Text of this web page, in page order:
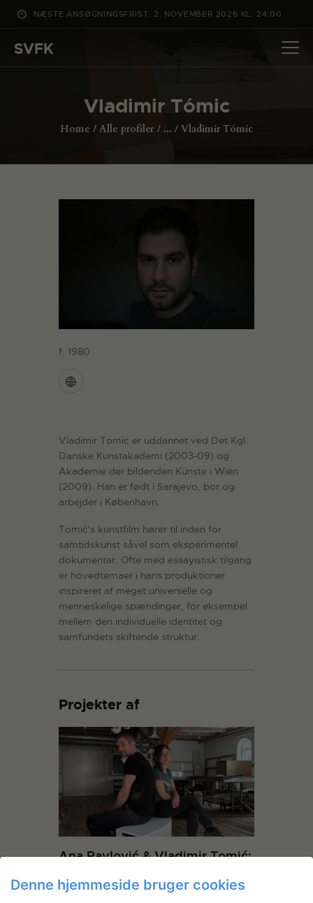
NÆSTE ANSØGNINGSFRIST: 2. NOVEMBER 2026 KL. 24:00
SVFK
Vladimir Tómic
Home Alle profiler ... Vladimir Tómic
DET SKER
ANSØG
f. 1980
Vladimir Tomic er uddannet ved Det Kgl.
Danske Kunstakademi (2003-09) og
Akademie der bildenden Künste i Wien
(2009). Han er født i Sarajevo, bor og
arbejder i København.
Tomić’s kunstfilm hører til inden for
samtidskunst såvel som eksperimentel
dokumentar. Ofte med essayistisk tilgang
er hovedtemaer i hans produktioner
inspireret af meget universelle og
menneskelige spændinger, for eksempel
mellem den individuelle identitet og
samfundets skiftende struktur.
Projekter af
Ana Pavlović & Vladimir Tomić:
Ana Pavlović og Vladimir Tomić har haft
Denne hjemmeside bruger cookies